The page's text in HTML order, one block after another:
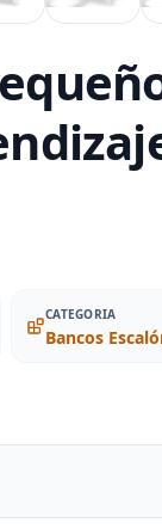
CATEGORIA
Bancos